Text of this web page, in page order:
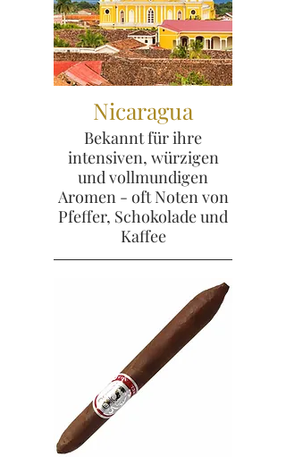
Nicaragua
Bekannt für ihre
intensiven, würzigen
und vollmundigen
Aromen - oft Noten von
Pfeffer, Schokolade und
Kaffee